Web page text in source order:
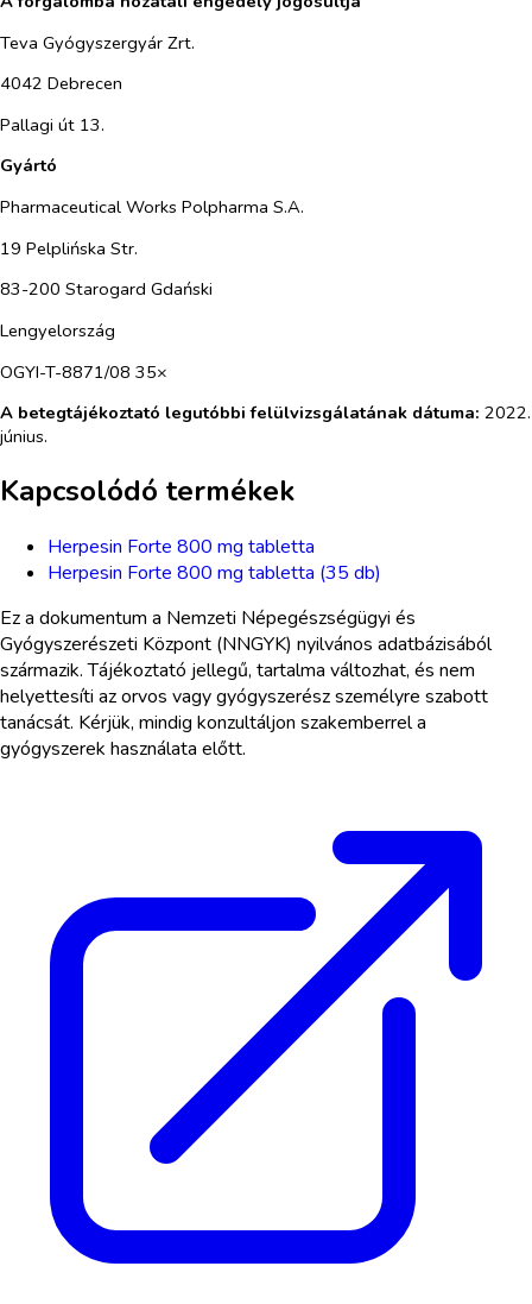
Teva Gyógyszergyár Zrt.
4042 Debrecen
Pallagi út 13.
Gyártó
Pharmaceutical Works Polpharma S.A.
19 Pelplińska Str.
83-200 Starogard Gdański
Lengyelország
OGYI-T-8871/08 35×
A betegtájékoztató legutóbbi felülvizsgálatának dátuma: 2022.
június.
Kapcsolódó termékek
Herpesin Forte 800 mg tabletta
Herpesin Forte 800 mg tabletta (35 db)
Ez a dokumentum a Nemzeti Népegészségügyi és
Gyógyszerészeti Központ (NNGYK) nyilvános adatbázisából
származik. Tájékoztató jellegű, tartalma változhat, és nem
helyettesíti az orvos vagy gyógyszerész személyre szabott
tanácsát. Kérjük, mindig konzultáljon szakemberrel a
gyógyszerek használata előtt.